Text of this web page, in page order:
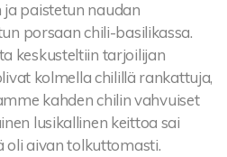
paistetun naudan
porsaan chili-basilikassa.
keskusteltiin tarjoilijan
kolmella chilillä rankattuja,
kahden chilin vahvuiset
lusikallinen keittoa sai
oli aivan tolkuttomasti.